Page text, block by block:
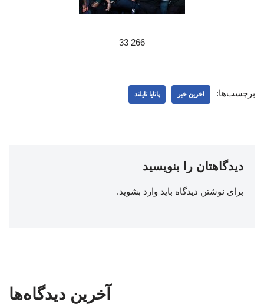
266 33
برچسب‌ها: اخرین خبر پاتایا تایلند
دیدگاهتان را بنویسید
برای نوشتن دیدگاه باید وارد بشوید.
آخرین دیدگاه‌ها